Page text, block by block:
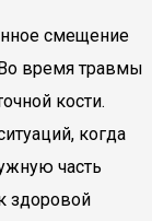
смещение
время травмы
кости.
когда
часть
здоровой